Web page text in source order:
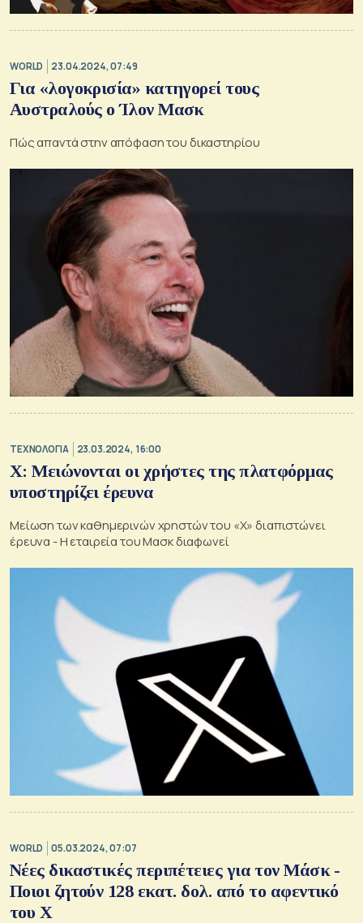
WORLD 23.04.2024, 07:49
Για «λογοκρισία» κατηγορεί τους
Αυστραλούς ο Ίλον Μασκ
Πώς απαντά στην απόφαση του δικαστηρίου
ΤΕΧΝΟΛΟΓΙΑ 23.03.2024, 16:00
X: Μειώνονται οι χρήστες της πλατφόρμας
υποστηρίζει έρευνα
Μείωση των καθημερινών χρηστών του «Χ» διαπιστώνει
έρευνα - Η εταιρεία του Μασκ διαφωνεί
WORLD 05.03.2024, 07:07
Νέες δικαστικές περιπέτειες για τον Μάσκ -
Ποιοι ζητούν 128 εκατ. δολ. από το αφεντικό
του Χ